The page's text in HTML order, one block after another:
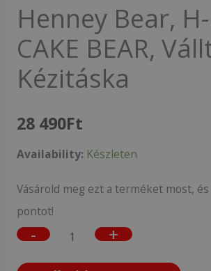
Henney Bear,
CAKE BEAR,
Kézitáska
28 490Ft
Availability: Készleten
Vásárold meg ezt a terméket most,
pontot!
- +